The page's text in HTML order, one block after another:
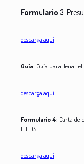
Formulario 3:
descarga aquí
Guía: Guía para llenar el
descarga aquí
Formulario 4: Carta de
FIEDS.
descarga aquí